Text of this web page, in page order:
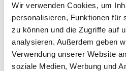
Wir verwenden Cookies, um
personalisieren, Funktionen für
zu können und die Zugriffe auf
analysieren. Außerdem geben
Verwendung unserer Website
soziale Medien, Werbung und